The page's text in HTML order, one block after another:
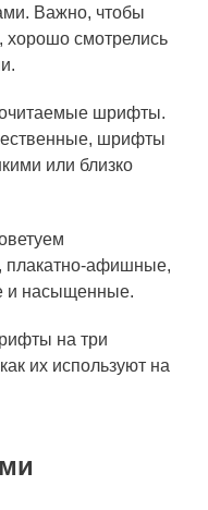
Важно, чтобы
хорошо смотрелись
шрифты.
шрифты
или близко
плакатно-афишные,
и насыщенные.
на три
их используют на